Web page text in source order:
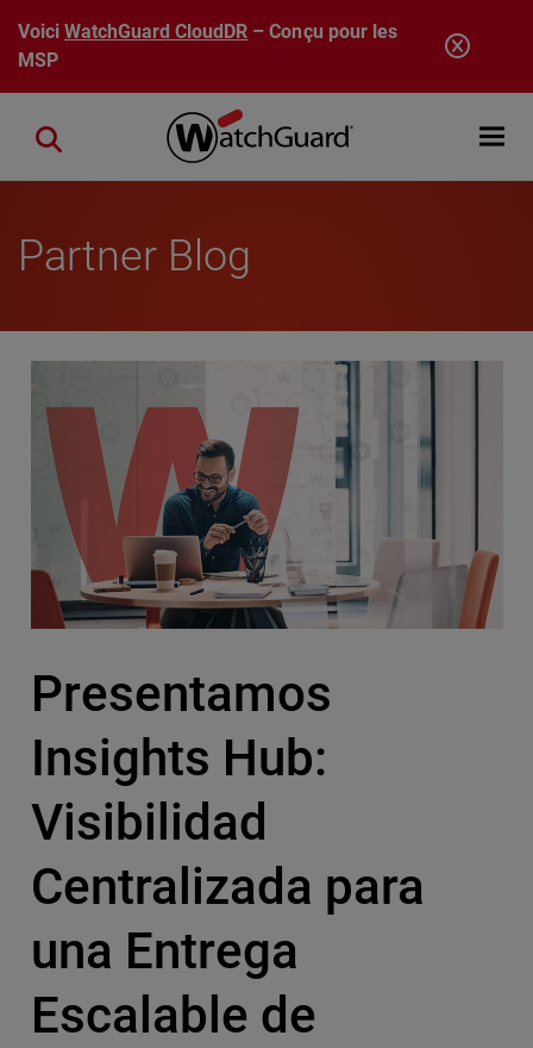
Aller au contenu principal
VoiciWatchGuard CloudDR – Conçu pour les
MSP
Open
Close search
Partner Blog
Presentamos
Insights Hub:
Visibilidad
Centralizada para
una Entrega
Escalable de